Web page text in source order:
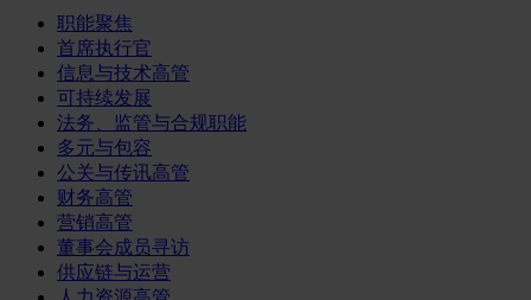
职能聚焦
首席执行官
信息与技术高管
可持续发展
法务、监管与合规职能
多元与包容
公关与传讯高管
财务高管
营销高管
董事会成员寻访
供应链与运营